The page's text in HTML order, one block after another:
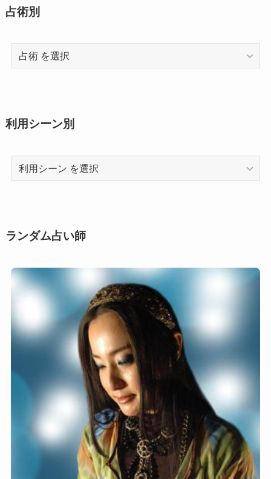
占術別
術
利用シーン別
利
用
ン
ランダム占い師